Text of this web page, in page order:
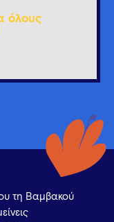
όλους
τη Βαμβακού